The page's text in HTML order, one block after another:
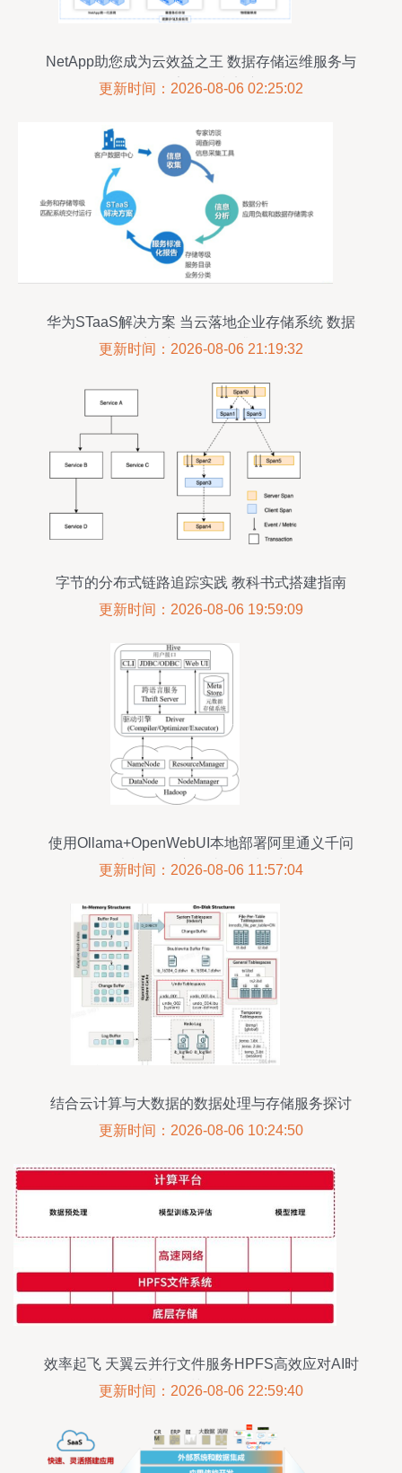
NetApp助您成为云效益之王 数据存储运维服务与
数据安全攻防实演
更新时间：2026-08-06 02:25:02
华为STaaS解决方案 当云落地企业存储系统 数据
处理与存储服务升级
更新时间：2026-08-06 21:19:32
字节的分布式链路追踪实践 教科书式搭建指南
更新时间：2026-08-06 19:59:09
使用Ollama+OpenWebUI本地部署阿里通义千问
Qwen2 AI大模型 深度探讨数据处理与存储服务
更新时间：2026-08-06 11:57:04
结合云计算与大数据的数据处理与存储服务探讨
更新时间：2026-08-06 10:24:50
效率起飞 天翼云并行文件服务HPFS高效应对AI时
代大模型训练存储挑战
更新时间：2026-08-06 22:59:40